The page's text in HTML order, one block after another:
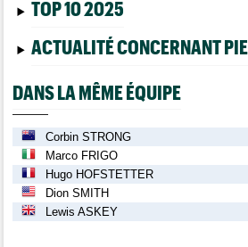
TOP 10 2025
ACTUALITÉ CONCERNANT
DANS LA MÊME ÉQUIPE
Corbin STRONG
Marco FRIGO
Hugo HOFSTETTER
Dion SMITH
Lewis ASKEY